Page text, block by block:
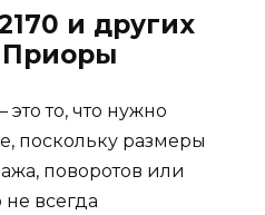
и других
это то, что нужно
поскольку размеры
поворотов или
всегда